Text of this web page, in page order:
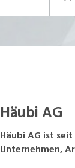
Häubi AG
Häubi AG ist
Unternehmen,